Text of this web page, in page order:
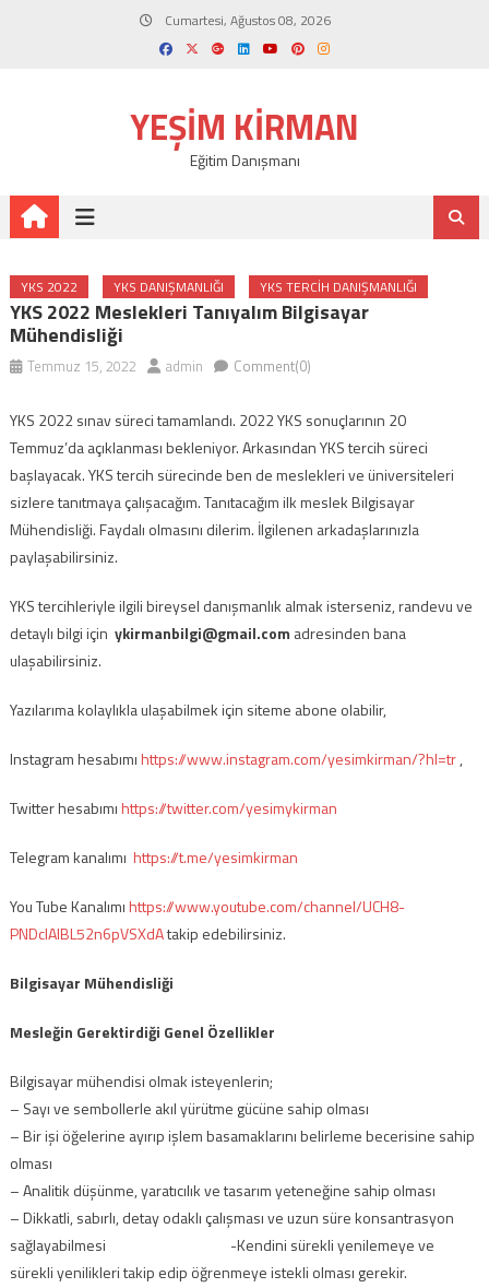
Cumartesi, Ağustos 08, 2026
YEŞIM KIRMAN
Eğitim Danışmanı
YKS 2022 YKS DANIŞMANLIĞI YKS TERCIH DANIŞMANLIĞI
YKS 2022 Meslekleri Tanıyalım Bilgisayar
Mühendisliği
Temmuz 15, 2022 admin Comment(0)
YKS 2022 sınav süreci tamamlandı. 2022 YKS sonuçlarının 20
Temmuz’da açıklanması bekleniyor. Arkasından YKS tercih süreci
başlayacak. YKS tercih sürecinde ben de meslekleri ve üniversiteleri
sizlere tanıtmaya çalışacağım. Tanıtacağım ilk meslek Bilgisayar
Mühendisliği. Faydalı olmasını dilerim. İlgilenen arkadaşlarınızla
paylaşabilirsiniz.
YKS tercihleriyle ilgili bireysel danışmanlık almak isterseniz, randevu ve
detaylı bilgi için ykirmanbilgi@gmail.com adresinden bana
ulaşabilirsiniz.
Yazılarıma kolaylıkla ulaşabilmek için siteme abone olabilir,
Instagram hesabımıhttps://www.instagram.com/yesimkirman/?hl=tr,
Twitter hesabımıhttps://twitter.com/yesimykirman
Telegram kanalımı https://t.me/yesimkirman
You Tube Kanalımıhttps://www.youtube.com/channel/UCH8-
PNDcIAlBL52n6pVSXdAtakip edebilirsiniz.
Bilgisayar Mühendisliği
Mesleğin Gerektirdiği Genel Özellikler
Bilgisayar mühendisi olmak isteyenlerin;
– Sayı ve sembollerle akıl yürütme gücüne sahip olması
– Bir işi öğelerine ayırıp işlem basamaklarını belirleme becerisine sahip
olması
– Analitik düşünme, yaratıcılık ve tasarım yeteneğine sahip olması
– Dikkatli, sabırlı, detay odaklı çalışması ve uzun süre konsantrasyon
sağlayabilmesi -Kendini sürekli yenilemeye ve
sürekli yenilikleri takip edip öğrenmeye istekli olması gerekir.